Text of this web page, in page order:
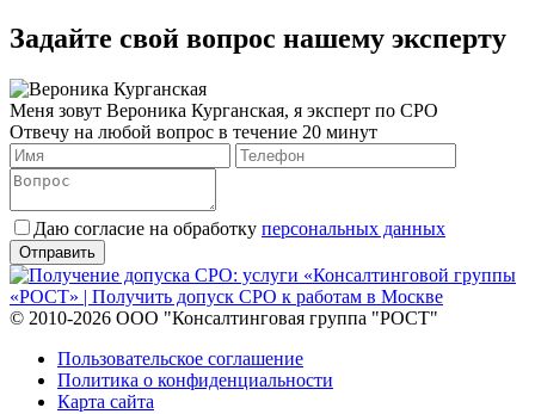
Задайте свой вопрос нашему эксперту
Меня зовут Вероника Курганская, я эксперт по СРО
Отвечу на любой вопрос в течение 20 минут
Даю согласие на обработку персональных данных
© 2010-2026 ООО "Консалтинговая группа "РОСТ"
Пользовательское соглашение
Политика о конфиденциальности
Карта сайта